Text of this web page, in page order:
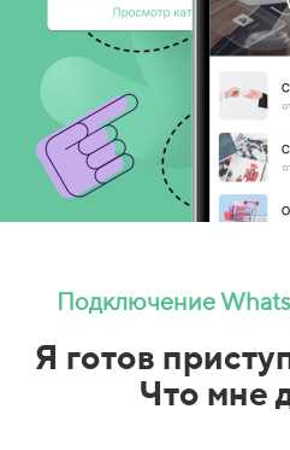
Подключение
Я готов
Что мне